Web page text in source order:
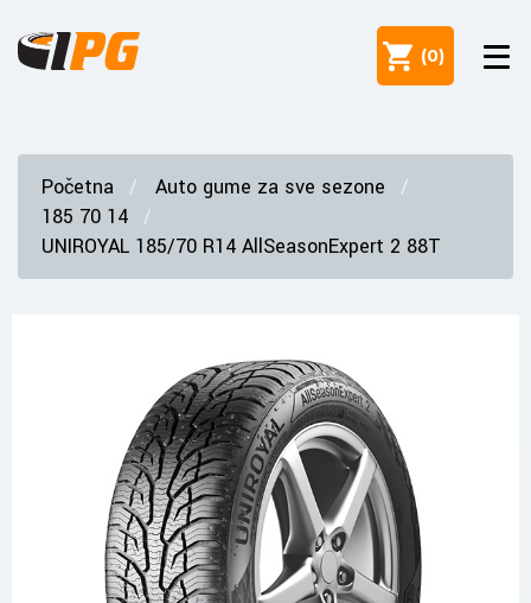
(0)
Početna
Auto gume za sve sezone
185 70 14
UNIROYAL 185/70 R14 AllSeasonExpert 2 88T